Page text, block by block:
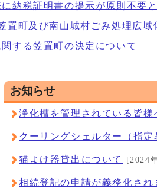
納税証明書の提示が原則不要
置町及び南山城村ごみ処理広
する笠置町の決定について
お知らせ
浄化槽を管理されている皆様
クーリングシェルター（指
猫よけ器貸出について [2024
相続登記の申請が義務化され